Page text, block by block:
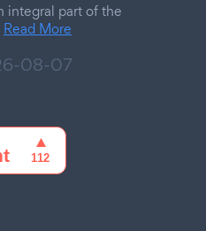
integral part of the
Read More
08-07